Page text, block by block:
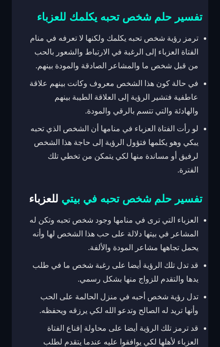
تفسير حلم شخص تحبه يكلمك للعزباء
ترمز رؤية شخص تحبه يكلمك ولكنها لا تعرفه في منام
الفتاة العزباء إلى الرغبة في الارتباط والشعور بالحب
من قبل شخص ما والمشاعر الصادقة والمودة بينهم.
في حالة كون هذا الشخص معروف وكانت بينهم علاقة
عاطفية فتشير الرؤية إلى العلاقة الطيبة بينهم
والهادئة والتي تتسم بالرقي والمودة.
لو رأت الفتاة العزباء في منامها أن الشخص الذي تحبه
يبكي وهو يكلمها فتؤول الرؤية إلى حاجة هذا الشخص
لرفيق أو مساندة منها لكي يتمكن من تخطي تلك
الفترة.
تفسير حلم شخص تحبه في بيتي للعزباء
العزباء التي ترى في منامها وجود شخص تحبه وتكن له
المشاعر في بيتها دلالة على حب هذا الشخص لها وأنه
يحمل تجاهها مشاعر المودة والألفة.
قد تدل تلك الرؤية أيضا على رغبة شخص ما في طلب
يدها والتقدم للزواج منها بشكل رسمي.
تدل رؤية شخص أحبه في منزل الحالمة على الحب
وأنها تريد له الصالح وتدعو الله لكي يرزقه ويحفظه.
قد ترمز تلك الرؤية أيضا على محاولة إقناع الفتاة
العزباء لأهلها لكي يوافقوا عليه عندما يتقدم لطلب